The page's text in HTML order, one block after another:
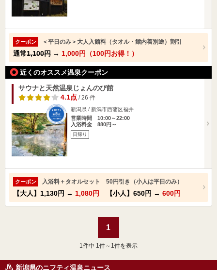
クーポン ＜平日のみ＞大人入館料（タオル・館内着別途）割引
通常1,100円 → 1,000円（100円お得！）
近くのオススメ温泉クーポン
サウナと天然温泉じょんのび館
4.1点/ 26 件
新潟県 / 新潟市西蒲区福井
営業時間 10:00～22:00
入浴料金 880円～
日帰り
クーポン 入浴料＋タオルセット 50円引き（小人は平日のみ）
【大人】 1,130円 → 1,080円 【小人】 650円 → 600円
1
1 件中 1件～1件を表示
新潟県のニフティ温泉ニュース